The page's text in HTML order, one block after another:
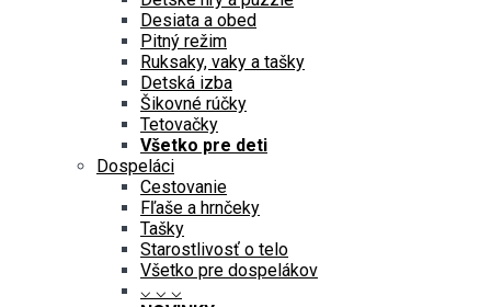
Desiata a obed
Pitný režim
Ruksaky, vaky a tašky
Detská izba
Šikovné rúčky
Tetovačky
Všetko pre deti
Dospeláci
Cestovanie
Fľaše a hrnčeky
Tašky
Starostlivosť o telo
Všetko pre dospelákov
⌵ ⌵ ⌵